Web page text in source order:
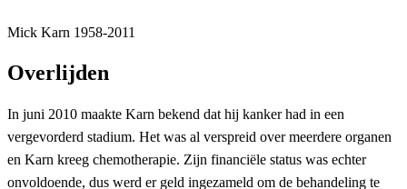
Mick Karn 1958-2011
Overlijden
In juni 2010 maakte Karn bekend dat hij kanker had in een
vergevorderd stadium. Het was al verspreid over meerdere organen
en Karn kreeg chemotherapie. Zijn financiële status was echter
onvoldoende, dus werd er geld ingezameld om de behandeling te